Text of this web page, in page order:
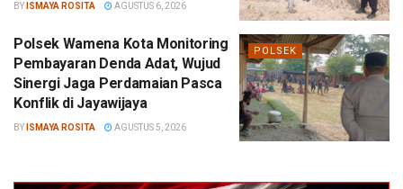
BY ISMAYA ROSITA AGUSTUS 6, 2026
POLSEK
Polsek Wamena Kota Monitoring
Pembayaran Denda Adat, Wujud
Sinergi Jaga Perdamaian Pasca
Konflik di Jayawijaya
BY ISMAYA ROSITA AGUSTUS 5, 2026